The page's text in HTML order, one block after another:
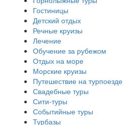
Гостиницы
Детский отдых
Речные круизы
Лечение
Обучение за рубежом
Отдых на море
Морские круизы
Путешествие на турпоезде
Свадебные туры
Сити-туры
Событийные туры
Турбазы